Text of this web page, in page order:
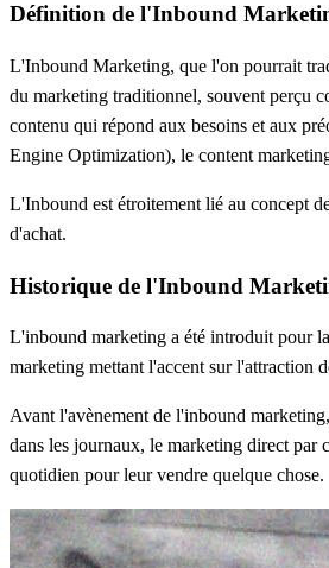
Définition de l'Inbound
L'Inbound Marketing, que l'on pourrait
du marketing traditionnel, souvent perçu
contenu qui répond aux besoins et aux
Engine Optimization), le content
L'Inbound est étroitement lié au concept
d'achat.
Historique de l'Inbound
L'inbound marketing a été introduit pour
marketing mettant l'accent sur l'attraction
Avant l'avènement de l'inbound
dans les journaux, le marketing direct par
quotidien pour leur vendre quelque chose.